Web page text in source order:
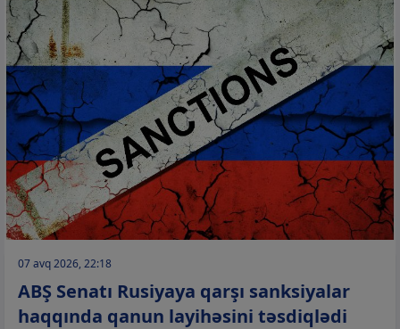
07 avq 2026, 22:18
ABŞ Senatı Rusiyaya qarşı sanksiyalar
haqqında qanun layihəsini təsdiqlədi